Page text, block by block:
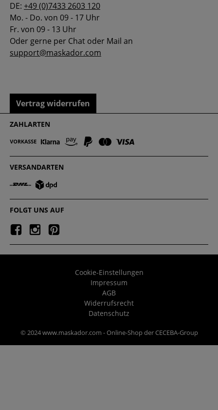
DE: +49 (0)7433 2603 120
Mo. - Do. von 09 - 17 Uhr
Fr. von 09 - 13 Uhr
Oder gerne per Chat oder Mail an
support@maskador.com
Vertrag widerrufen
ZAHLARTEN
VERSANDARTEN
FOLGT UNS AUF
Cookie-Einstellungen
Impressum
AGB
Widerrufsrecht
Datenschutz
© 2024 www.maskador.com - Online-Shop der CECEBA-Group